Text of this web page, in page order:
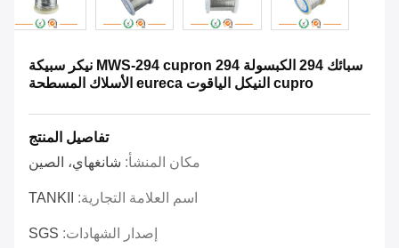
سبائك 294 الكبسولة 294 MWS-294 cupron نيكر سبيكة
cupro النيكل الياقوت eureca الأسلاك المسطحة
تفاصيل المنتج
مكان المنشأ: شانغهاي، الصين
اسم العلامة التجارية: TANKII
إصدار الشهادات: SGS